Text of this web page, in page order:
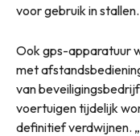
voor gebruik in stallen.
Ook gps-apparatuur
met
van
voertuigen tijdelijk
definitief verdwijnen.